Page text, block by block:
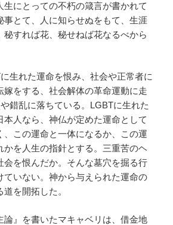
生にとっての不朽の箴言が書かれて
事とて、人に知らせぬをもて、生涯
秘すれば花、秘せねば花なるべから
生れた運命を恨み、社会や正常者に
嫁をする、社会解体の革命運動に走
錯乱に落ちている。LGBTに生れた
本人なら、神仏が定めた運命として
、この運命と一体になるか、この運
かを人生の指針とする。三重苦のヘ
会を恨んだか。そんな墓穴を掘る行
ていない。神から与えられた運命の
を開拓した。
』を書いたマキャベリは、借金地